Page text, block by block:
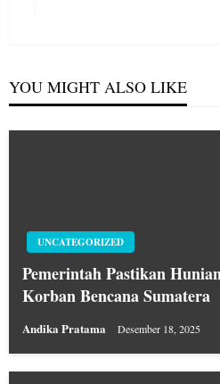
YOU MIGHT ALSO LIKE
UNCATEGORIZED
Pemerintah Pastikan
Korban Bencana Sumatera
Andika Pratama Desember 18, 2025